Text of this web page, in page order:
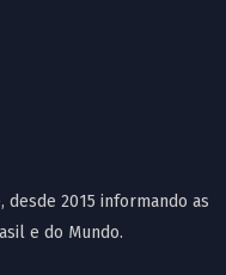
2015 informando as
e do Mundo.